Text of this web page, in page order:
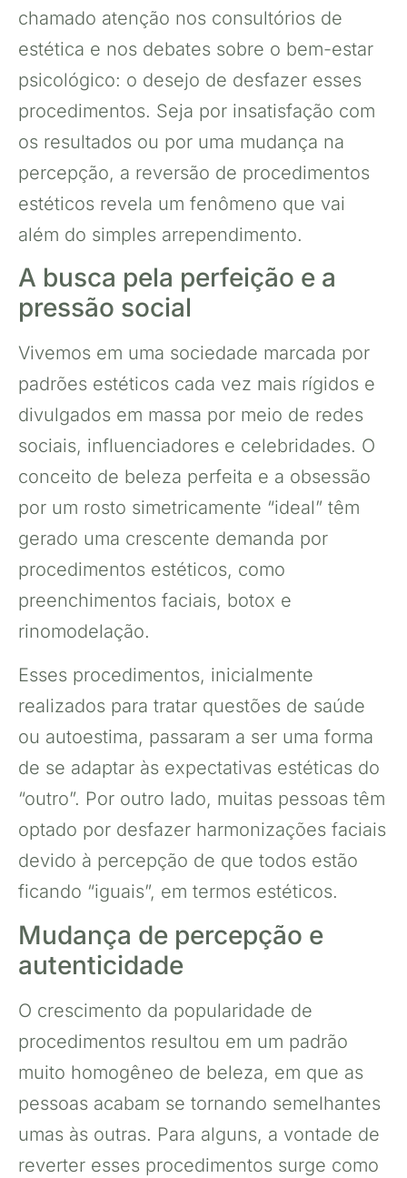
chamado atenção nos consultórios de
estética e nos debates sobre o bem-estar
psicológico: o desejo de desfazer esses
procedimentos. Seja por insatisfação com
os resultados ou por uma mudança na
percepção, a reversão de procedimentos
estéticos revela um fenômeno que vai
além do simples arrependimento.
A busca pela perfeição e a
pressão social
Vivemos em uma sociedade marcada por
padrões estéticos cada vez mais rígidos e
divulgados em massa por meio de redes
sociais, influenciadores e celebridades. O
conceito de beleza perfeita e a obsessão
por um rosto simetricamente “ideal” têm
gerado uma crescente demanda por
procedimentos estéticos, como
preenchimentos faciais, botox e
rinomodelação.
Esses procedimentos, inicialmente
realizados para tratar questões de saúde
ou autoestima, passaram a ser uma forma
de se adaptar às expectativas estéticas do
“outro”. Por outro lado, muitas pessoas têm
optado por desfazer harmonizações faciais
devido à percepção de que todos estão
ficando “iguais”, em termos estéticos.
Mudança de percepção e
autenticidade
O crescimento da popularidade de
procedimentos resultou em um padrão
muito homogêneo de beleza, em que as
pessoas acabam se tornando semelhantes
umas às outras. Para alguns, a vontade de
reverter esses procedimentos surge como